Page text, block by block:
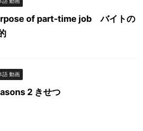
of part-time job バイトの
語 動画
2 きせつ